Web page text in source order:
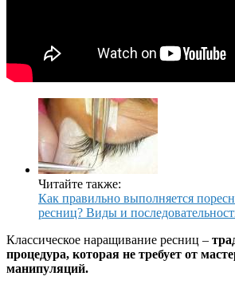
Читайте также:
Как правильно выполняется
ресниц? Виды и
Классическое наращивание ресниц –
процедура, которая не требует от
манипуляций.